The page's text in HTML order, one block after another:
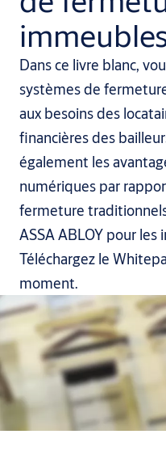
Dans ce livre blanc,
systèmes de
aux besoins des
financières des
également les
numériques par
fermeture
ASSA ABLOY pour
Téléchargez le
moment.